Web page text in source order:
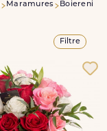
Maramures Boiereni
Filtre